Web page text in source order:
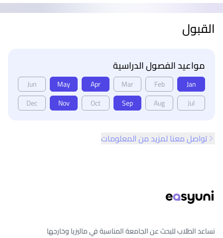
القبول
مواعيد الفصول الدراسية
Jan
Feb
Mar
Apr
May
Jun
Jul
Aug
Sep
Oct
Nov
Dec
تواصل معنا لمزيد من المعلومات
نساعد الطلاب للبحث عن الجامعة المناسبة في ماليزيا وخارجها